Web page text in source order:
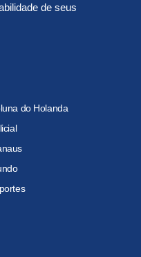
de seus
do Holanda